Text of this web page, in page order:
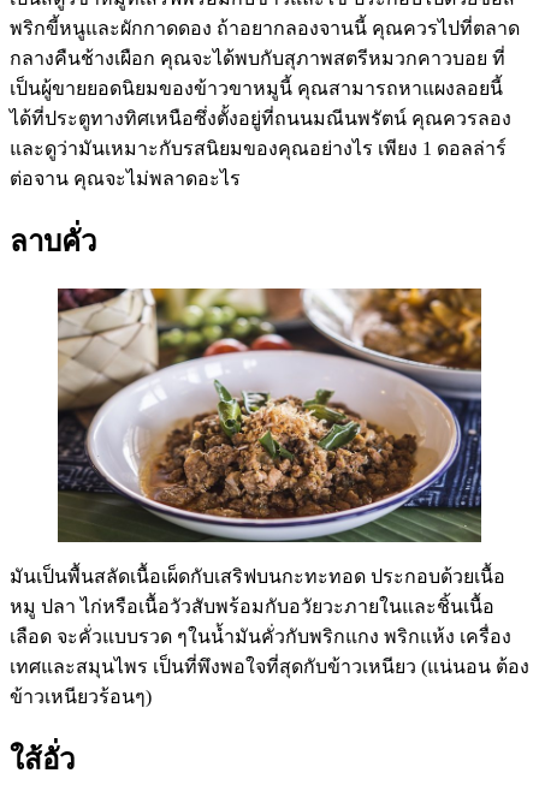
พริกขี้หนูและผักกาดดอง ถ้าอยากลองจานนี้ คุณควรไปที่ตลาด
กลางคืนช้างเผือก คุณจะได้พบกับสุภาพสตรีหมวกคาวบอย ที่
เป็นผู้ขายยอดนิยมของข้าวขาหมูนี้ คุณสามารถหาแผงลอยนี้
ได้ที่ประตูทางทิศเหนือซึ่งตั้งอยู่ที่ถนนมณีนพรัตน์ คุณควรลอง
และดูว่ามันเหมาะกับรสนิยมของคุณอย่างไร เพียง 1 ดอลล่าร์
ต่อจาน คุณจะไม่พลาดอะไร
ลาบคั่ว
มันเป็นพื้นสลัดเนื้อเผ็ดกับเสริฟบนกะทะทอด ประกอบด้วยเนื้อ
หมู ปลา ไก่หรือเนื้อวัวสับพร้อมกับอวัยวะภายในและชิ้นเนื้อ
เลือด จะคั่วแบบรวด ๆในน้ำมันคั่วกับพริกแกง พริกแห้ง เครื่อง
เทศและสมุนไพร เป็นที่พึงพอใจที่สุดกับข้าวเหนียว (แน่นอน ต้อง
ข้าวเหนียวร้อนๆ)
ใส้อั่ว